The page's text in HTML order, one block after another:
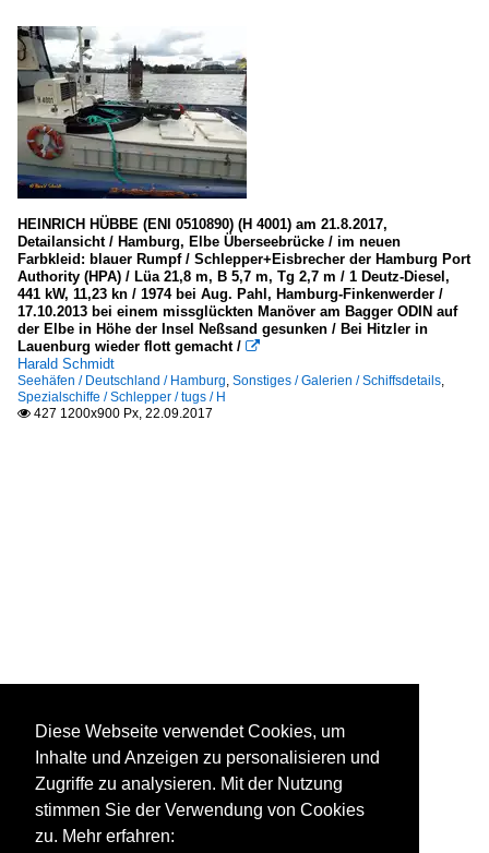
HEINRICH HÜBBE (ENI 0510890) (H 4001) am 21.8.2017,
Detailansicht / Hamburg, Elbe Überseebrücke / im neuen
Farbkleid: blauer Rumpf / Schlepper+Eisbrecher der Hamburg Port
Authority (HPA) / Lüa 21,8 m, B 5,7 m, Tg 2,7 m / 1 Deutz-Diesel,
441 kW, 11,23 kn / 1974 bei Aug. Pahl, Hamburg-Finkenwerder /
17.10.2013 bei einem missglückten Manöver am Bagger ODIN auf
der Elbe in Höhe der Insel Neßsand gesunken / Bei Hitzler in
Lauenburg wieder flott gemacht / 
Harald Schmidt
Seehäfen / Deutschland / Hamburg, Sonstiges / Galerien / Schiffsdetails,
Spezialschiffe / Schlepper / tugs / H
 427 1200x900 Px, 22.09.2017
Diese Webseite verwendet Cookies, um
Inhalte und Anzeigen zu personalisieren und
Zugriffe zu analysieren. Mit der Nutzung
stimmen Sie der Verwendung von Cookies
zu. Mehr erfahren: